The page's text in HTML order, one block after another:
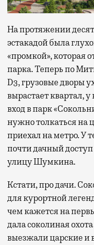
На протяжении
эстакадой была
«промкой», которая
парка. Теперь по
D3, грузовые дворы
вырастает квартал, у
вход в парк
нужно толкаться на
приехал на метро. У
почти дачный
улицу Шумкина.
Кстати, про дачи.
для курортной
чем кажется на
дала соколиная
выезжали царские и